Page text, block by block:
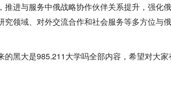
推进与服务中俄战略协作伙伴关系提升，强化
究领域、对外交流合作和社会服务等多方位与
的黑大是985.211大学吗全部内容，希望对大